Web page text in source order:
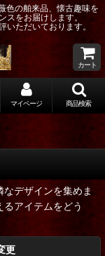
色の舶来品、懐古趣味を
をお届けします。
ただいております。
カート
マイページ 商品検索
デザインを集めま
アイテムをどう
更